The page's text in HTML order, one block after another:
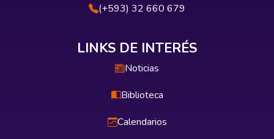
(+593) 32 660 679
LINKS DE INTERÉS
Noticias
Biblioteca
Calendarios